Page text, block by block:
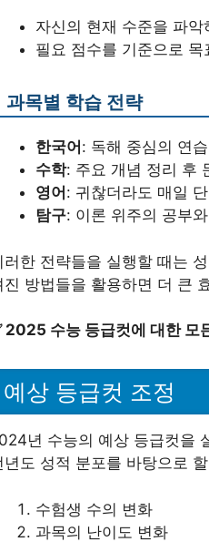
자신의 현재 수준을 파악
필요 점수를 기준으로 목
과목별 학습 전략
한국어 : 독해 중심의 연
수학: 주요 개념 정리 후
영어 : 귀찮더라도 매일
탐구: 이론 위주의 공부
러한 전략들을 실행할 때는
진 방법들을 활용하면 더 큰
2025 수능 등급컷에 대한 모
예상 등급컷 조정
년 수능의 예상 등급컷을
년도 성적 분포를 바탕으로
수험생 수의 변화
과목의 난이도 변화